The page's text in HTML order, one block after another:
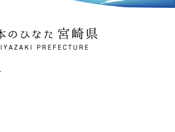
のひなた 宮崎県
PREFECTURE